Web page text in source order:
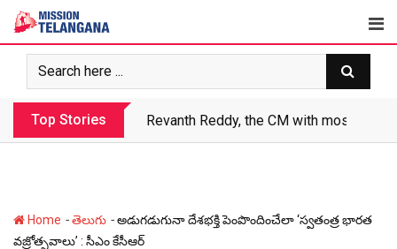
Skip
content
Top Stories Revanth makes Rs. 1.38 lakh crore debt
Home -తెలుగు -అడుగడుగునా దేశభక్తి పెంపొందించేలా ‘స్వతంత్ర భారత
వజ్రోత్సవాలు’ : సీఎం కేసీఆర్